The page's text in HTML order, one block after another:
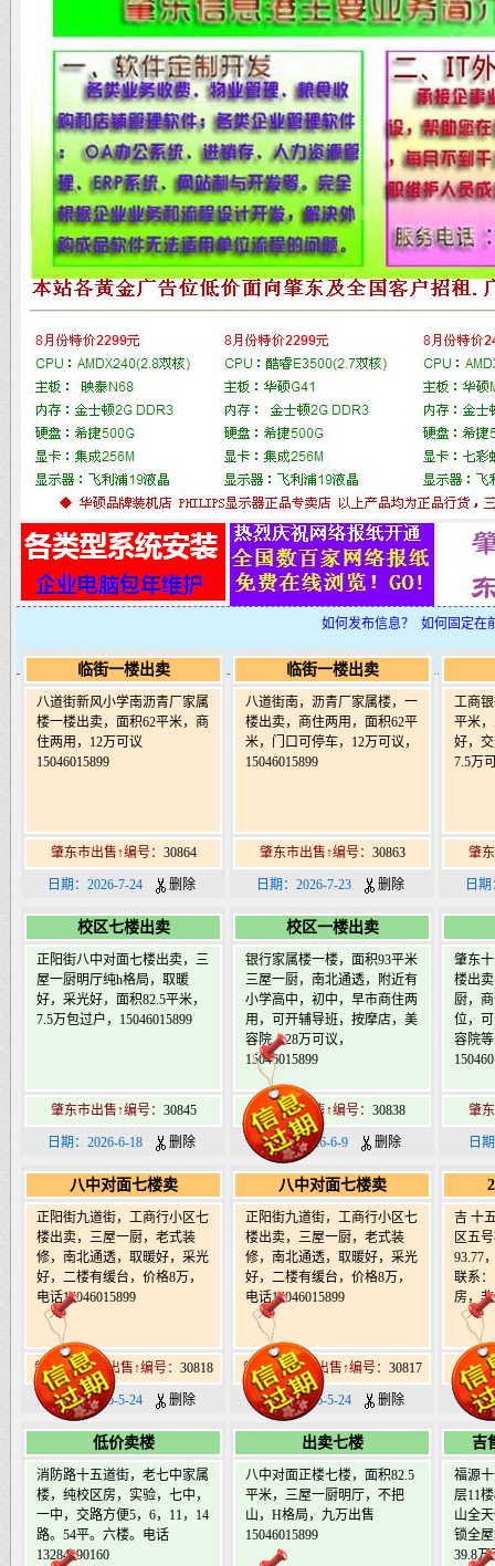
如何发布信息？ 如何固定在
临街一楼出卖
八道街新风小学南沥青厂家属
楼一楼出卖，面积62平米，商
住两用，12万可议
15046015899
肇东市出售↑编号： 30864
日期：2026-7-24 删除
临街一楼出卖
八道街南，沥青厂家属楼，一
楼出卖，商住两用，面积62平
米，门口可停车，12万可议，
15046015899
肇东市出售↑编号： 30863
日期：2026-7-23 删除
工商
平米
好，
7.5万
肇
日
校区七楼出卖
正阳街八中对面七楼出卖，三
屋一厨明厅纯h格局，取暖
好，采光好，面积82.5平米，
7.5万包过户，15046015899
肇东市出售↑编号： 30845
日期：2026-6-18 删除
校区一楼出卖
银行家属楼一楼，面积93平米
三屋一厨，南北通透，附近有
小学高中，初中，早市商住两
用，可开辅导班，按摩店，美
容院，28万可议，
15046015899
肇东市出售↑编号： 30838
日期：2026-6-9 删除
肇东
楼出
厨，
位，
容院
肇
日
八中对面七楼卖
正阳街九道街，工商行小区七
楼出卖，三屋一厨，老式装
修，南北通透，取暖好，采光
好，二楼有缓台，价格8万，
电话15046015899
肇东南9道街出售↑编号： 30818
日期：2026-5-24 删除
八中对面七楼卖
正阳街九道街，工商行小区七
楼出卖，三屋一厨，老式装
修，南北通透，取暖好，采光
好，二楼有缓台，价格8万，
电话15046015899
肇东南9道街出售↑编号： 30817
日期：2026-5-24 删除
吉 十
区五
93.77
联系：
房，
肇
日
低价卖楼
消防路十五道街，老七中家属
楼，纯校区房，实验，七中，
一中，交路方便5，6，11，14
路。54平。六楼。电话
13284990160
出卖七楼
八中对面正楼七楼，面积82.5
平米，三屋一厨明厅，不把
山，H格局，九万出售
15046015899
吉
福源
层11
山全
锁全
39.8